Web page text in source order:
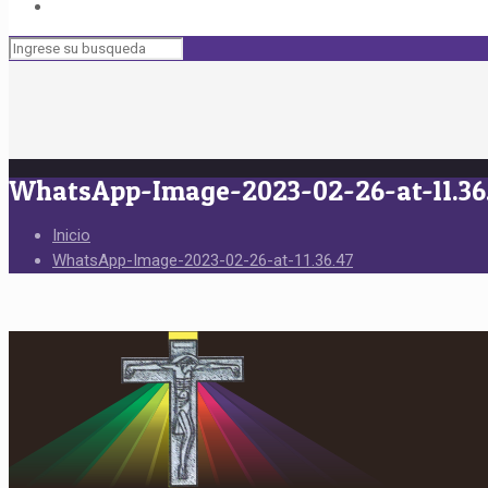
WhatsApp-Image-2023-02-26-at-
Inicio
WhatsApp-Image-2023-02-26-at-11.36.47